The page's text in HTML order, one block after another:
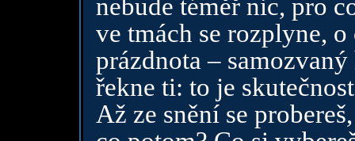
nebude téměř nic, pro
ve tmách se rozplyne,
prázdnota – samozvaný
řekne ti: to je
Až ze snění se probereš,